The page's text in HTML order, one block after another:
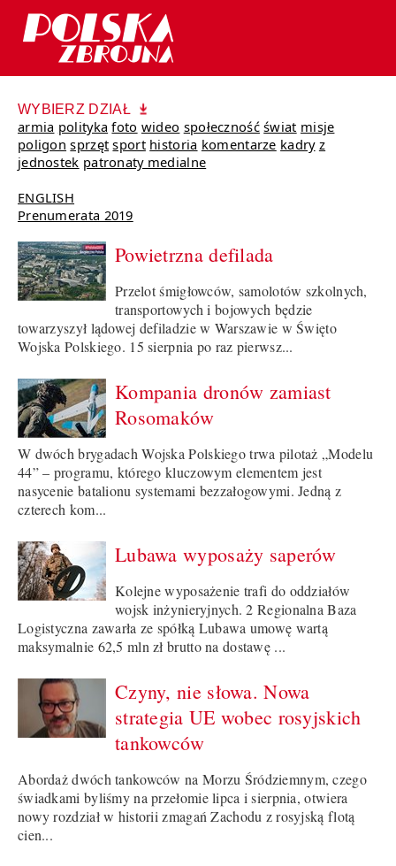
WYBIERZ DZIAŁ
armia polityka foto wideo społeczność świat misje
poligon sprzęt sport historia komentarze kadry z
jednostek patronaty medialne
ENGLISH
Prenumerata 2019
Powietrzna defilada
Przelot śmigłowców, samolotów szkolnych,
transportowych i bojowych będzie
towarzyszył lądowej defiladzie w Warszawie w Święto
Wojska Polskiego. 15 sierpnia po raz pierwsz...
Kompania dronów zamiast
Rosomaków
W dwóch brygadach Wojska Polskiego trwa pilotaż „Modelu
44” – programu, którego kluczowym elementem jest
nasycenie batalionu systemami bezzałogowymi. Jedną z
czterech kom...
Lubawa wyposaży saperów
Kolejne wyposażenie trafi do oddziałów
wojsk inżynieryjnych. 2 Regionalna Baza
Logistyczna zawarła ze spółką Lubawa umowę wartą
maksymalnie 62,5 mln zł brutto na dostawę ...
Czyny, nie słowa. Nowa
strategia UE wobec rosyjskich
tankowców
Abordaż dwóch tankowców na Morzu Śródziemnym, czego
świadkami byliśmy na przełomie lipca i sierpnia, otwiera
nowy rozdział w historii zmagań Zachodu z rosyjską flotą
cien...